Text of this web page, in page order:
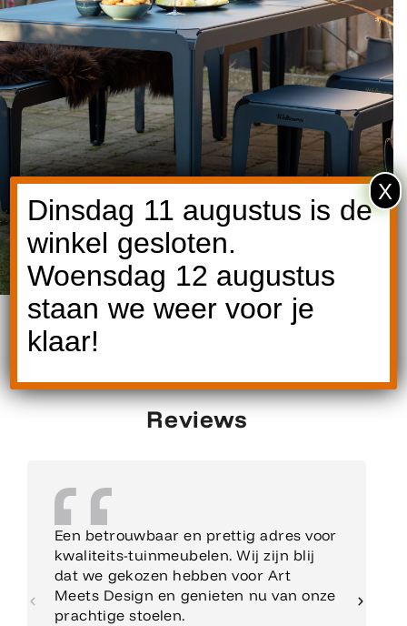
Reviews
Een betrouwbaar en prettig adres voor
kwaliteits-tuinmeubelen. Wij zijn blij
dat we gekozen hebben voor Art
Meets Design en genieten nu van onze
prachtige stoelen.
Dinsdag 11 augustus is de
winkel gesloten.
Woensdag 12 augustus
staan we weer voor je
klaar!
X